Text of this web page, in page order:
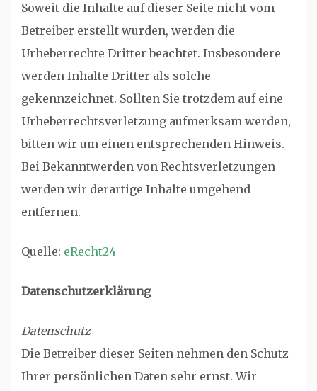
Soweit die Inhalte auf dieser Seite nicht vom
Betreiber erstellt wurden, werden die
Urheberrechte Dritter beachtet. Insbesondere
werden Inhalte Dritter als solche
gekennzeichnet. Sollten Sie trotzdem auf eine
Urheberrechtsverletzung aufmerksam werden,
bitten wir um einen entsprechenden Hinweis.
Bei Bekanntwerden von Rechtsverletzungen
werden wir derartige Inhalte umgehend
entfernen.
Quelle: eRecht24
Datenschutzerklärung
Datenschutz
Die Betreiber dieser Seiten nehmen den Schutz
Ihrer persönlichen Daten sehr ernst. Wir